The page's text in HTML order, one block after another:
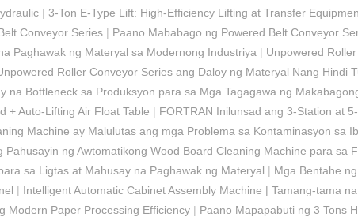
| 3-Ton E-Type Lift: High-Efficiency Lifting at Transfer
Conveyor Series | Paano Mababago ng Powered Belt Conveyor
Paghawak ng Materyal sa Modernong Industriya | Unpowered
Roller Conveyor Series ang Daloy ng Materyal Nang Hindi
Bottleneck sa Produksyon para sa Mga Tagagawa ng
+ Auto-Lifting Air Float Table | FORTRAN Inilunsad ang 3-Station at
Machine ay Malulutas ang mga Problema sa Kontaminasyon sa
Pahusayin ng Awtomatikong Wood Board Cleaning Machine para sa
sa Ligtas at Mahusay na Paghawak ng Materyal | Mga Bentahe
| Intelligent Automatic Cabinet Assembly Machine | Tamang-tama
Modern Paper Processing Efficiency | Paano Mapapabuti ng 3 Tons